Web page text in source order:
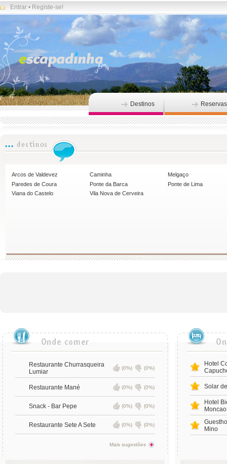
Entrar • Registe-se!
Destinos Reservas
Arcos de Valdevez Caminha
Melgaço
Paredes de Coura
Ponte da Barca
Ponte de Lima
Viana do Castelo
Vila Nova de Cerveira
Restaurante Churrasqueira
Lumiar
(0%) (0%)
Restaurante Mané (0%) (0%)
Snack - Bar Pepe (0%) (0%)
Restaurante Sete A Sete (0%) (0%)
Mais sugestões
Hotel
Solar
Hotel
Moncao
Mino